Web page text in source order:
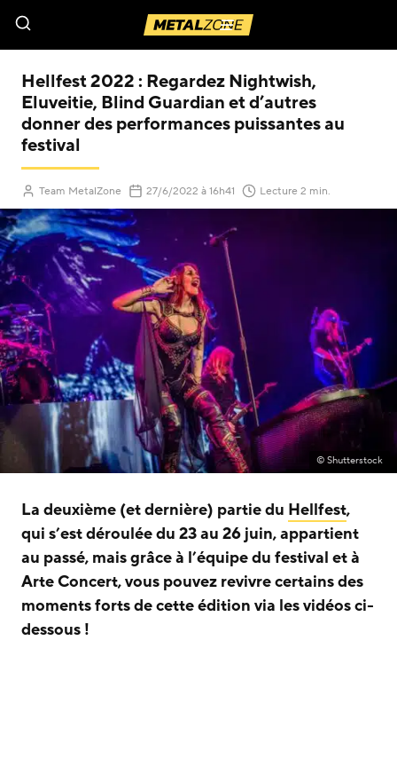
Menu
Hellfest 2022 : Regardez Nightwish,
Eluveitie, Blind Guardian et d’autres
donner des performances puissantes au
festival
Team MetalZone 27/6/2022 (Mis à jour le )
à 16h41 Lecture 2 min.
© Shutterstock
La deuxième (et dernière) partie du Hellfest,
qui s’est déroulée du 23 au 26 juin, appartient
au passé, mais grâce à l’équipe du festival et à
Arte Concert, vous pouvez revivre certains des
moments forts de cette édition via les vidéos ci-
dessous !